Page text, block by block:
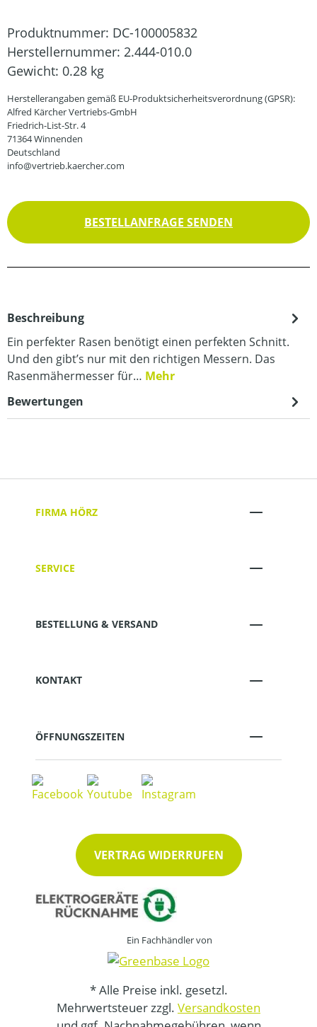
Produktnummer: DC-100005832
Herstellernummer: 2.444-010.0
Gewicht: 0.28 kg
Herstellerangaben gemäß EU-Produktsicherheitsverordnung (GPSR):
Alfred Kärcher Vertriebs-GmbH
Friedrich-List-Str. 4
71364 Winnenden
Deutschland
info@vertrieb.kaercher.com
BESTELLANFRAGE SENDEN
Beschreibung
Ein perfekter Rasen benötigt einen perfekten Schnitt.
Und den gibt’s nur mit den richtigen Messern. Das
Rasenmähermesser für… Mehr
Bewertungen
FIRMA HÖRZ
SERVICE
BESTELLUNG & VERSAND
KONTAKT
ÖFFNUNGSZEITEN
VERTRAG WIDERRUFEN
Ein Fachhändler von
* Alle Preise inkl. gesetzl.
Mehrwertsteuer zzgl. Versandkosten